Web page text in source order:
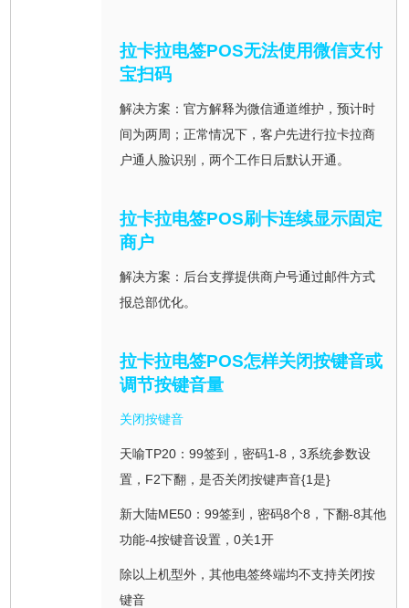
拉卡拉电签POS无法使用微信支付
宝扫码
解决方案：官方解释为微信通道维护，预计时
间为两周；正常情况下，客户先进行拉卡拉商
户通人脸识别，两个工作日后默认开通。
拉卡拉电签POS刷卡连续显示固定
商户
解决方案：后台支撑提供商户号通过邮件方式
报总部优化。
拉卡拉电签POS怎样关闭按键音或
调节按键音量
关闭按键音
天喻TP20：99签到，密码1-8，3系统参数设
置，F2下翻，是否关闭按键声音{1是}
新大陆ME50：99签到，密码8个8，下翻-8其他
功能-4按键音设置，0关1开
除以上机型外，其他电签终端均不支持关闭按
键音